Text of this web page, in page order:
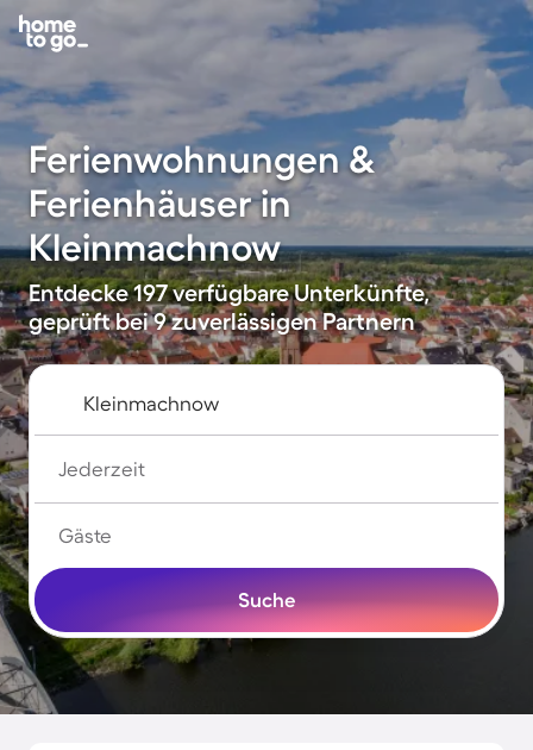
Ferienwohnungen &
Ferienhäuser in
Kleinmachnow
Entdecke 197 verfügbare Unterkünfte,
geprüft bei 9 zuverlässigen Partnern
Jederzeit
Gäste
Suche